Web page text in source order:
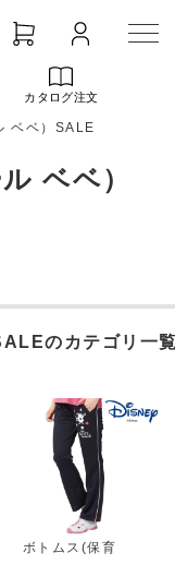
カタログ注文
ベベ）SALE
ベベ）
のカテゴリ一
ボトムス(保育